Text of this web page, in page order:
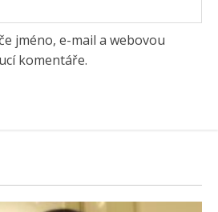
jméno, e-mail a webovou
komentáře.